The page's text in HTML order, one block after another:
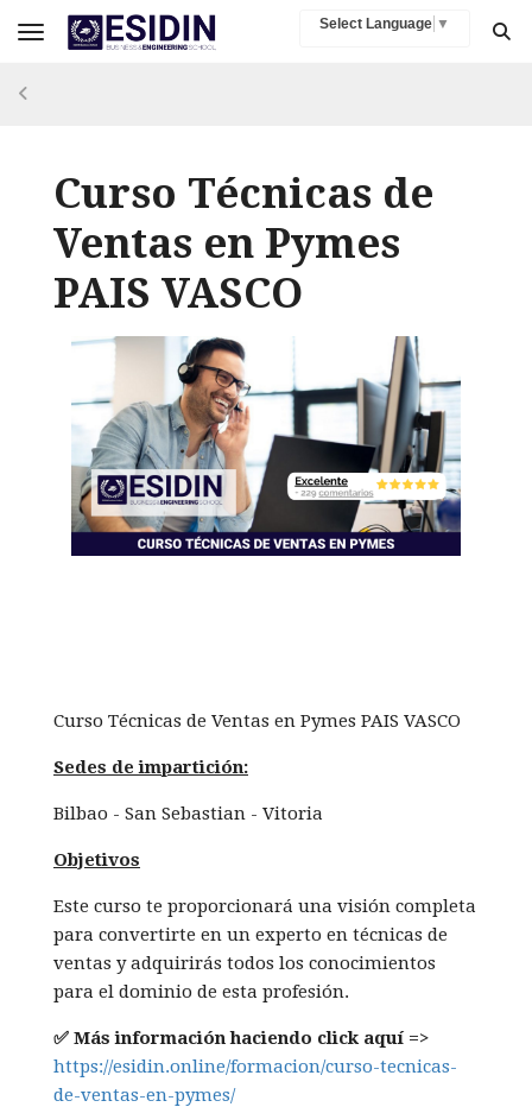
Select Language ▼
Toggle navigation
Curso Técnicas de
Ventas en Pymes
PAIS VASCO
Curso Técnicas de Ventas en Pymes PAIS VASCO
Sedes de impartición:
Bilbao - San Sebastian - Vitoria
Objetivos
Este curso te proporcionará una visión completa
para convertirte en un experto en técnicas de
ventas y adquirirás todos los conocimientos
para el dominio de esta profesión.
✅ Más información haciendo click aquí =>
https://esidin.online/formacion/curso-tecnicas-
de-ventas-en-pymes/